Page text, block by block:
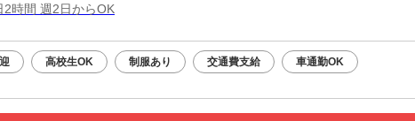
2時間 週2日からOK
高校生OK 制服あり 交通費支給 車通勤OK